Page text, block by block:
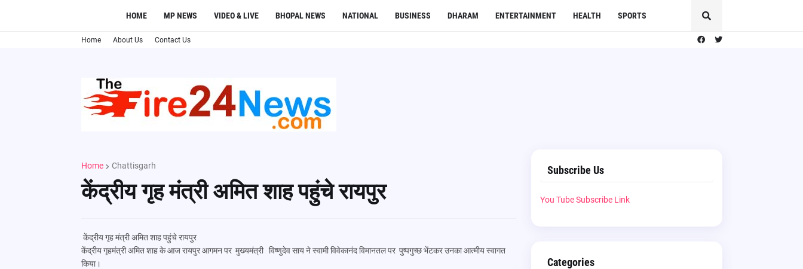
HOME MP NEWS VIDEO & LIVE BHOPAL NEWS NATIONAL BUSINESS DHARAM ENTERTAINMENT HEALTH SPORTS
Home About Us Contact Us
Home Chattisgarh
केंद्रीय गृह मंत्री अमित शाह पहुंचे रायपुर
केंद्रीय गृह मंत्री अमित शाह पहुंचे रायपुर
केंद्रीय गृहमंत्री अमित शाह के आज रायपुर आगमन पर मुख्यमंत्री विष्णुदेव साय ने स्वामी विवेकानंद विमानतल पर पुष्पगुच्छ भेंटकर उनका आत्मीय स्वागत
किया।
Subscribe Us
You Tube Subscribe Link
Categories